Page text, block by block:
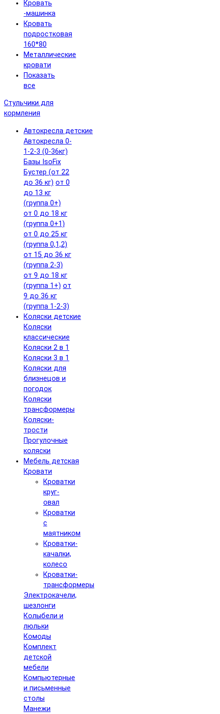
Кровать
-машинка
Кровать
подростковая
160*80
Металлические
кровати
Показать
все
Стульчики для
кормления
Автокресла детские
Автокресла 0-
1-2-3 (0-36кг)
Базы IsoFix
Бустер (от 22
до 36 кг) от 0
до 13 кг
(группа 0+)
от 0 до 18 кг
(группа 0+1)
от 0 до 25 кг
(группа 0,1,2)
от 15 до 36 кг
(группа 2-3)
от 9 до 18 кг
(группа 1+) от
9 до 36 кг
(группа 1-2-3)
Коляски детские
Коляски
классические
Коляски 2 в 1
Коляски 3 в 1
Коляски для
близнецов и
погодок
Коляски
трансформеры
Коляски-
трости
Прогулочные
коляски
Мебель детская
Кровати
Кроватки
круг-
овал
Кроватки
с
маятником
Кроватки-
качалки,
колесо
Кроватки-
трансформеры
Электрокачели,
шезлонги
Колыбели и
люльки
Комоды
Комплект
детской
мебели
Компьютерные
и письменные
столы
Манежи